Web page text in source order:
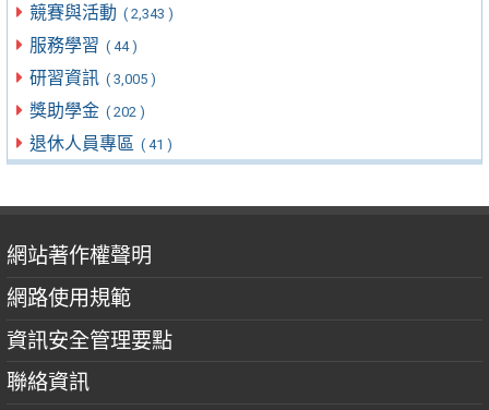
競賽與活動 ( 2,343 )
服務學習 ( 44 )
研習資訊 ( 3,005 )
獎助學金 ( 202 )
退休人員專區 ( 41 )
網站著作權聲明
網路使用規範
資訊安全管理要點
聯絡資訊